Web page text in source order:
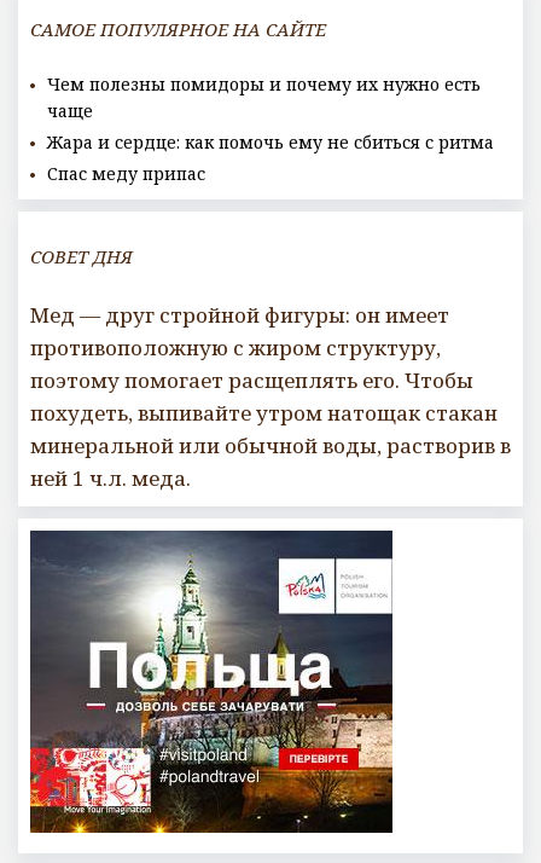
САМОЕ ПОПУЛЯРНОЕ НА САЙТЕ
Чем полезны помидоры и почему их нужно есть
чаще
Жара и сердце: как помочь ему не сбиться с ритма
Спас меду припас
СОВЕТ ДНЯ
Мед — друг стройной фигуры: он имеет
противоположную с жиром структуру,
поэтому помогает расщеплять его. Чтобы
похудеть, выпивайте утром натощак стакан
минеральной или обычной воды, растворив в
ней 1 ч.л. меда.